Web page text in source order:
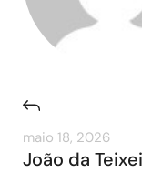
maio 18, 2026
João da